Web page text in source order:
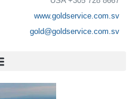
www.goldservice.com.sv
gold@goldservice.com.sv